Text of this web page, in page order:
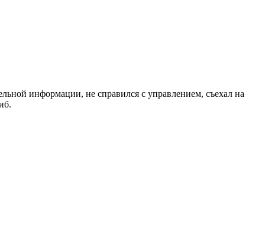
информации, не справился с управлением, съехал на